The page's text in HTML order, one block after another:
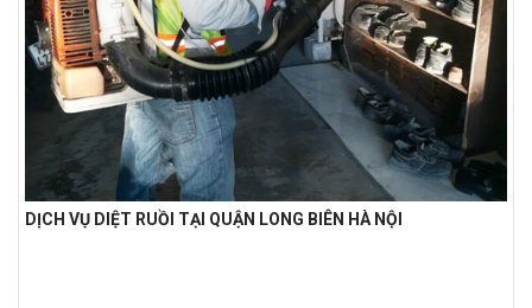
DỊCH VỤ DIỆT RUỒI TẠI QUẬN LONG BIÊN HÀ NỘI